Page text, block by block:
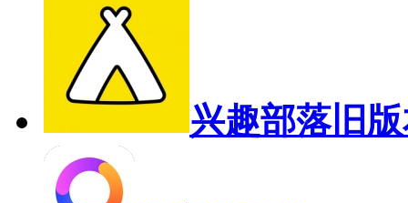
兴趣部落旧